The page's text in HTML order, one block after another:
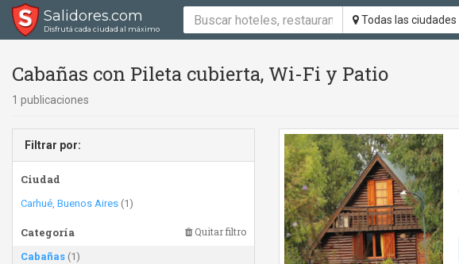
Salidores.com
Disfrutá cada ciudad al máximo
Todas las ciudades
Cabañas con Pileta cubierta, Wi-Fi y Patio
1 publicaciones
Filtrar por:
Ciudad
Carhué, Buenos Aires (1)
Categoría Quitar filtro
Cabañas (1)